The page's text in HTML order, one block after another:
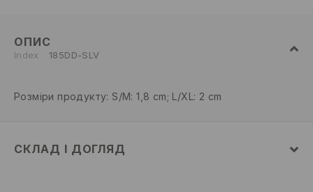
ОПИС
Index 185DD-SLV
Розміри продукту: S/M: 1,8 cm; L/XL: 2 cm
СКЛАД І ДОГЛЯД